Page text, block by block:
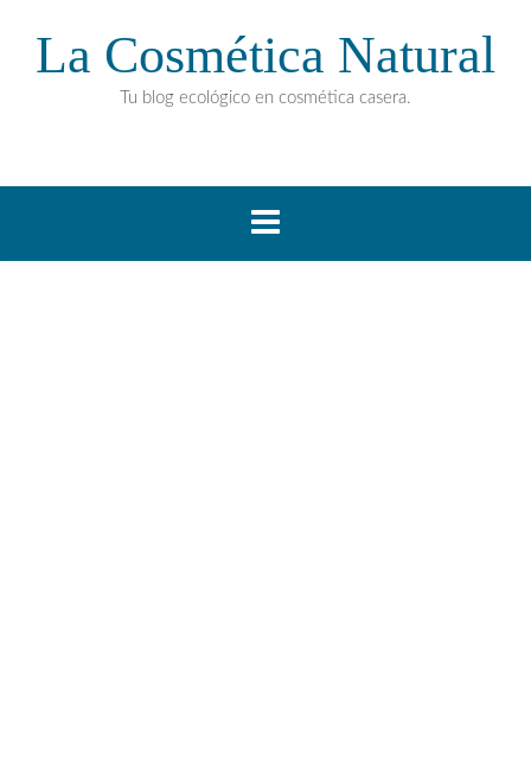
La Cosmética Natural
Tu blog ecológico en cosmética casera.